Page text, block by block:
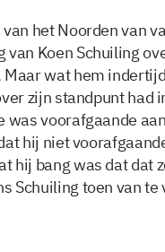
het Noorden van
Koen Schuiling
wat hem
zijn standpunt had
was voorafgaande
hij niet
hij bang was dat dat
Schuiling toen van